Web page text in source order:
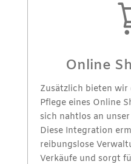
Online
Zusätzlich bieten
Pflege eines Online
sich nahtlos an
Diese Integration
reibungslose
Verkäufe und sorgt